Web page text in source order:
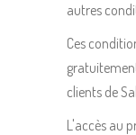
autres
Ces
clients de
L'accès au